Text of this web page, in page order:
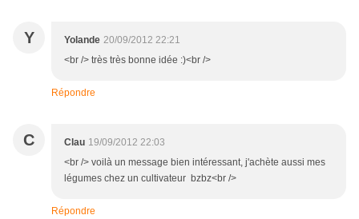
Y Yolande 20/09/2012 22:21
<br /> très très bonne idée :)<br />
Répondre
C Clau 19/09/2012 22:03
<br /> voilà un message bien intéressant, j'achète aussi mes
légumes chez un cultivateur bzbz<br />
Répondre